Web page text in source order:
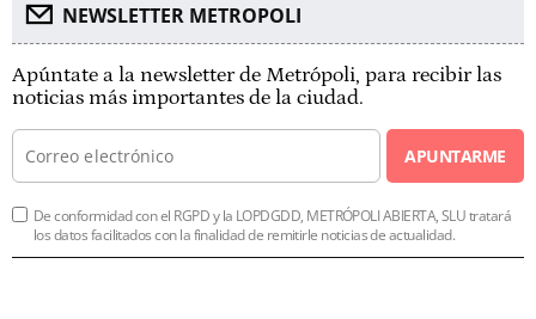
NEWSLETTER METROPOLI
Apúntate a la newsletter de Metrópoli, para recibir las
noticias más importantes de la ciudad.
APUNTARME
De conformidad con el RGPD y la LOPDGDD, METRÓPOLI ABIERTA, SLU tratará
los datos facilitados con la finalidad de remitirle noticias de actualidad.